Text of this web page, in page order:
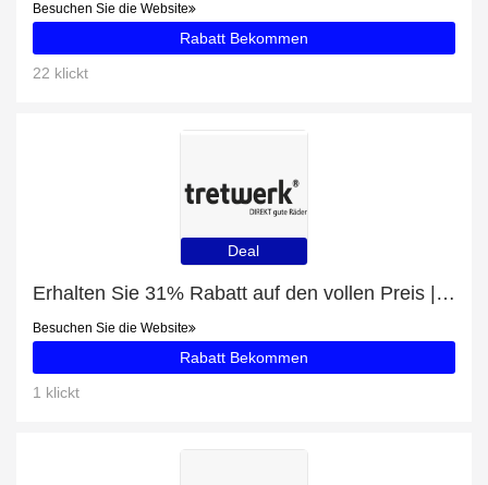
Besuchen Sie die Website
Rabatt Bekommen
22 klickt
Deal
Erhalten Sie 31% Rabatt auf den vollen Preis | 5% Rabatt auf Merida eONE-SIXTY 500 L
Besuchen Sie die Website
Rabatt Bekommen
1 klickt